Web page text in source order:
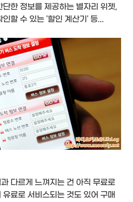
한 정보를 제공하는 별자리 위젯,
할 수 있는 '할인 계산기' 등...
다르게 느껴지는 건 아직 무료로
료로 서비스되는 것도 있어 구매